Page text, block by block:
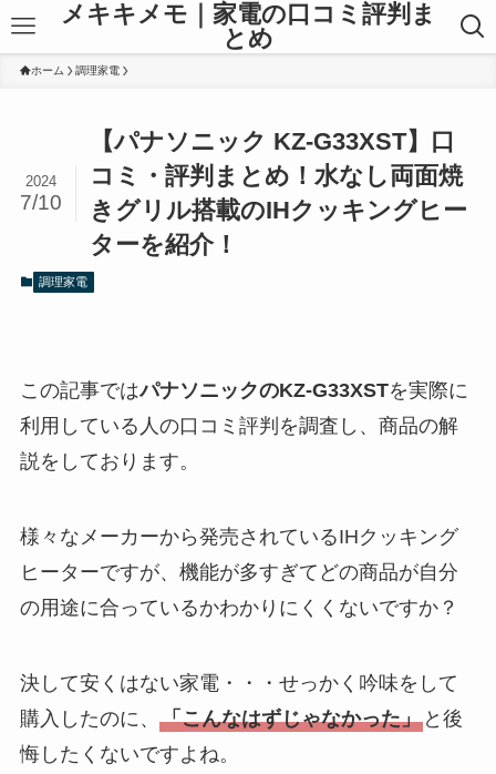
メキキメモ｜家電の口コミ評判ま
とめ
ホーム 調理家電
【パナソニック KZ-G33XST】口
コミ・評判まとめ！水なし両面焼
きグリル搭載のIHクッキングヒー
ターを紹介！
2024
7/10
調理家電
この記事ではパナソニックのKZ-G33XSTを実際に
利用している人の口コミ評判を調査し、商品の解
説をしております。
様々なメーカーから発売されているIHクッキング
ヒーターですが、機能が多すぎてどの商品が自分
の用途に合っているかわかりにくくないですか？
決して安くはない家電・・・せっかく吟味をして
購入したのに、 「こんなはずじゃなかった」と後
悔したくないですよね。